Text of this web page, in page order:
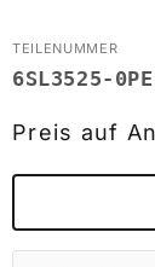
TEILENUMMER
6SL3525-
Preis auf